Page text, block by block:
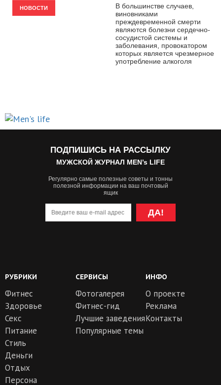
НОВОСТИ
В большинстве случаев,
виновниками
преждевременной смерти
являются болезни сердечно-
сосудистой системы и
заболевания, провокатором
которых является чрезмерное
употребление алкоголя
ПОДПИШИСЬ НА РАССЫЛКУ
МУЖСКОЙ ЖУРНАЛ MEN’s LIFE
Регулярно самые полезные советы и тонны
полезной информации на ваш почтовый
ящик
ДА!
РУБРИКИ
Фитнес
Здоровье
Секс
Питание
Стиль
Деньги
Отдых
Персона
СЕРВИСЫ
Фотогалерея
Фитнес-гид
Лучшие заведения
Популярные темы
ИНФО
О проекте
Реклама
Контакты